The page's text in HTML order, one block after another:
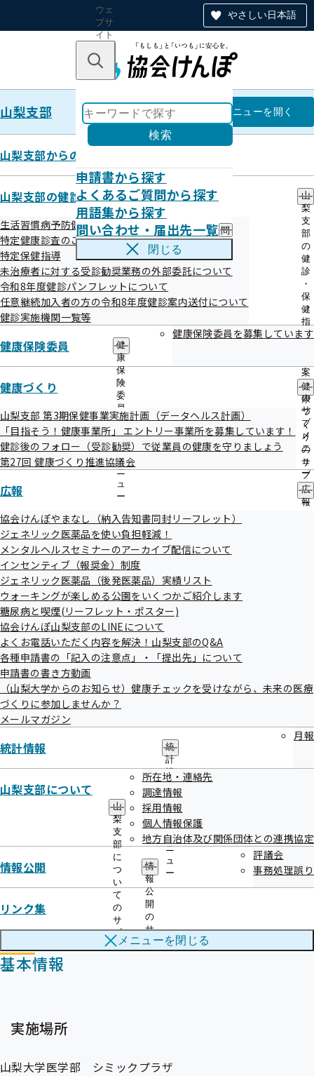
やさしい日本語
ウェ
ブサ
イト
のナ
ン
キーワードで探す
検索
申請書から探す
よくあるご質問から探す
用語集から探す
問い合わせ・届出先一覧 問
い
わ
届
先
の
ニ
ュ
ー
閉じる
山梨支部 山梨支部
メニューを開く
山梨支部からのお知らせ
山梨支部の健診・保健指導のご案内
山
梨
支
部
の
健
診
・
保
健
指
導
案
内
の
サ
ブ
メ
ニ
ュ
ー
生活習慣病予防健診
特定健康診査のご案内（ご家族）
特定保健指導
未治療者に対する受診勧奨業務の外部委託について
令和8年度健診パンフレットについて
任意継続加入者の方の令和8年度健診案内送付について
健診実施機関一覧等
健康保険委員
健
康
保
険
委
員
の
サ
ブ
メ
ニ
ュ
ー
健康保険委員を募集しています
健康づくり
健
康
づ
く
り
の
サ
ブ
メ
ニ
山梨支部 第3期保健事業実施計画（データヘルス計画）
「目指そう！健康事業所」 エントリー事業所を募集しています！
健診後のフォロー（受診勧奨）で従業員の健康を守りましょう
第27回 健康づくり推進協議会
広報
広
報
協会けんぽやまなし（納入告知書同封リーフレット）
ジェネリック医薬品を使い負担軽減！
メンタルヘルスセミナーのアーカイブ配信について
インセンティブ（報奨金）制度
ジェネリック医薬品（後発医薬品）実績リスト
ウォーキングが楽しめる公園をいくつかご紹介します
糖尿病と喫煙(リーフレット・ポスター)
協会けんぽ山梨支部のLINEについて
よくお電話いただく内容を解決！山梨支部のQ&A
各種申請書の「記入の注意点」・「提出先」について
申請書の書き方動画
（山梨大学からのお知らせ）健康チェックを受けながら、未来の医療
づくりに参加しませんか？
メールマガジン
統計情報
統
計
情
報
の
サ
ブ
メ
ニ
ュ
ー
月報
山梨支部について
山
梨
支
部
に
つ
い
て
の
サ
ブ
メ
所在地・連絡先
調達情報
採用情報
個人情報保護
地方自治体及び関係団体との連携協定
情報公開
情
報
公
開
の
サ
ブ
メ
評議会
事務処理誤り
リンク集
メニューを閉じる
（山梨大学からのお知らせ）健康
チェックを受けながら、未来の医
療づくりに参加しませんか？
血糖値が心配な方へ
山梨大学では、生活習慣病予防研究に係る研究参加者を募
集しております。
特典もございますので、ぜひご協力ください。
特典
健診では受けられない多項目の健康チェック
血液・代謝検査などで、現在の健康状態を深く知ることがで
きます。
健康トラッカー（Fitbit inspire3）提供
全3回参加の方に無料譲渡します。
日々の健康データを記録します。
専用ヘルスケアアプリ
山梨大学開発のアプリでデータを管理し、AIによる健康アド
バイスを受けられます。
基本情報
実施場所
山梨大学医学部 シミックプラザ